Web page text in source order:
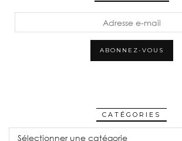
ABONNEZ-VOUS
CATÉGORIES